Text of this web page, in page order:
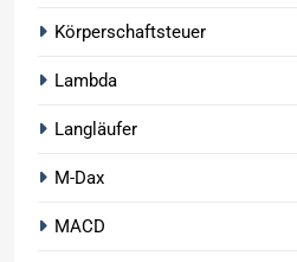
Körperschaftsteuer
Lambda
Langläufer
M-Dax
MACD